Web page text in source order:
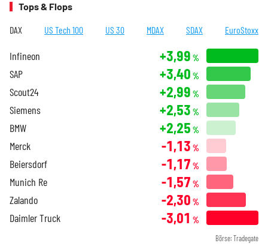
Tops & Flops
DAX US Tech 100 US 30 MDAX SDAX EuroStoxx
Infineon +3,99 %
SAP +3,40 %
Scout24 +2,99 %
Siemens +2,53 %
BMW +2,25 %
Merck -1,13 %
Beiersdorf -1,17 %
Munich Re -1,57 %
Zalando -2,30 %
Daimler Truck -3,01 %
Börse: Tradegate